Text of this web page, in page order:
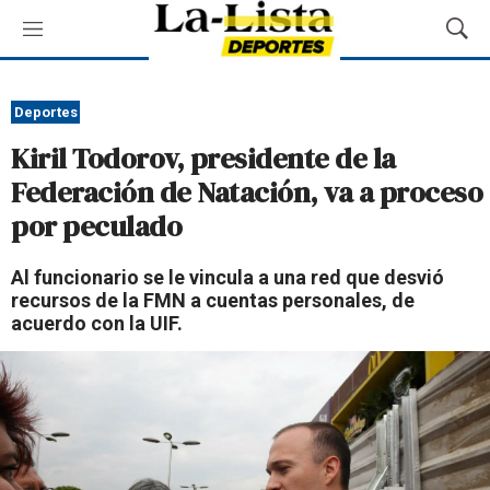
M
e
ú
M
o
B
a
Deportes
Kiril Todorov, presidente de la
Federación de Natación, va a proceso
por peculado
Al funcionario se le vincula a una red que desvió
recursos de la FMN a cuentas personales, de
acuerdo con la UIF.